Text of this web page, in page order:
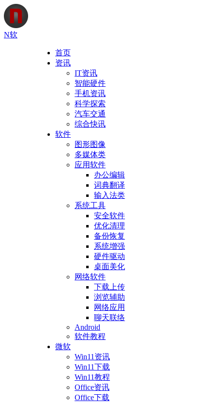
N软
首页
资讯
IT资讯
智能硬件
手机资讯
科学探索
汽车交通
综合快讯
软件
图形图像
多媒体类
应用软件
办公编辑
词典翻译
输入法类
系统工具
安全软件
优化清理
备份恢复
系统增强
硬件驱动
桌面美化
网络软件
下载上传
浏览辅助
网络应用
聊天联络
Android
软件教程
微软
Win11资讯
Win11下载
Win11教程
Office资讯
Office下载